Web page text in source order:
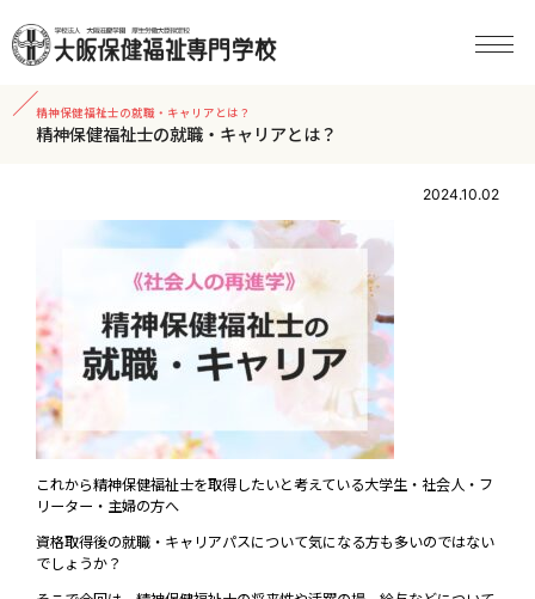
精神保健福祉士の就職・キャリアとは？
精神保健福祉士の就職・キャリアとは？
2024.10.02
これから精神保健福祉士を取得したいと考えている大学生・社会人・フ
リーター・主婦の方へ
資格取得後の就職・キャリアパスについて気になる方も多いのではない
でしょうか？